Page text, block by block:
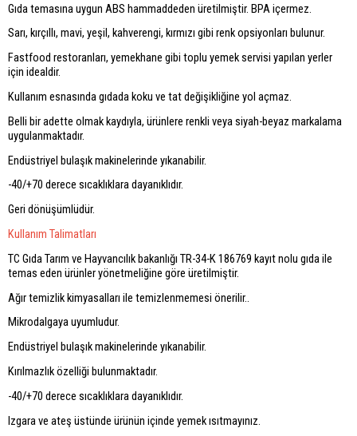
Gıda temasına uygun ABS hammaddeden üretilmiştir. BPA içermez.
Sarı, kırçıllı, mavi, yeşil, kahverengi, kırmızı gibi renk opsiyonları bulunur.
Fastfood restoranları, yemekhane gibi toplu yemek servisi yapılan yerler
için idealdir.
Kullanım esnasında gıdada koku ve tat değişikliğine yol açmaz.
Belli bir adette olmak kaydıyla, ürünlere renkli veya siyah-beyaz markalama
uygulanmaktadır.
Endüstriyel bulaşık makinelerinde yıkanabilir.
-40/+70 derece sıcaklıklara dayanıklıdır.
Geri dönüşümlüdür.
Kullanım Talimatları
TC Gıda Tarım ve Hayvancılık bakanlığı TR-34-K 186769 kayıt nolu gıda ile
temas eden ürünler yönetmeliğine göre üretilmiştir.
Ağır temizlik kimyasalları ile temizlenmemesi önerilir..
Mikrodalgaya uyumludur.
Endüstriyel bulaşık makinelerinde yıkanabilir.
Kırılmazlık özelliği bulunmaktadır.
-40/+70 derece sıcaklıklara dayanıklıdır.
Izgara ve ateş üstünde ürünün içinde yemek ısıtmayınız.